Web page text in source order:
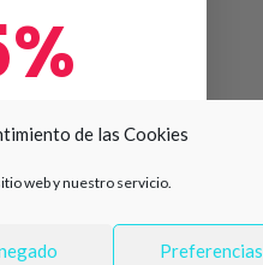
de las Cookies
web y nuestro servicio.
Preferencias
en tu primera